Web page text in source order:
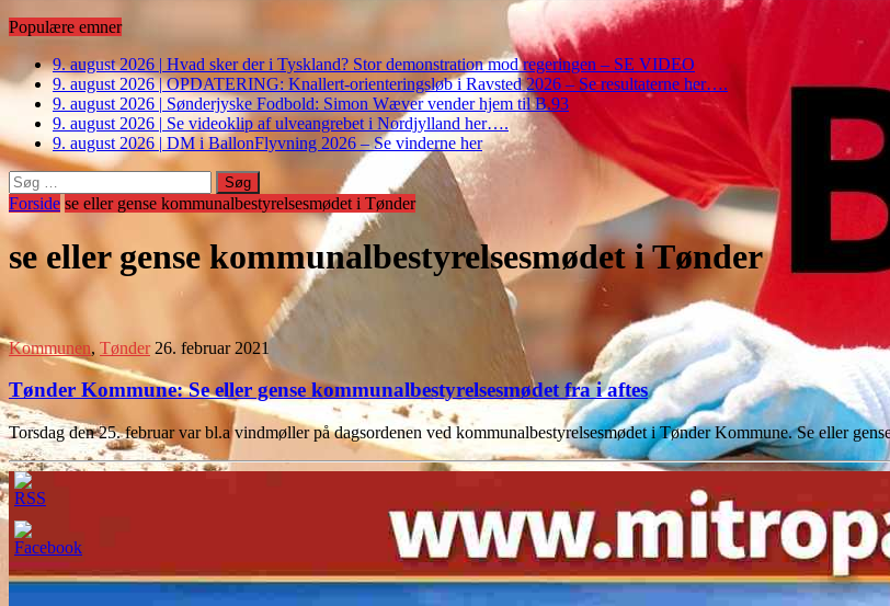
Populære emner
9. august 2026 | Hvad sker der i Tyskland? Stor demonstration mod regeringen – SE VIDEO
9. august 2026 | OPDATERING: Knallert-orienteringsløb i Ravsted 2026 – Se resultaterne her….
9. august 2026 | Sønderjyske Fodbold: Simon Wæver vender hjem til B.93
9. august 2026 | Se videoklip af ulveangrebet i Nordjylland her….
9. august 2026 | DM i BallonFlyvning 2026 – Se vinderne her
Søg
efter:
Forside se eller gense kommunalbestyrelsesmødet i Tønder
se eller gense kommunalbestyrelsesmødet i Tønder
Kommunen, Tønder 26. februar 2021
Tønder Kommune: Se eller gense kommunalbestyrelsesmødet fra i aftes
Torsdag den 25. februar var bl.a vindmøller på dagsordenen ved kommunalbestyrelsesmødet i Tønder Kommune. Se eller